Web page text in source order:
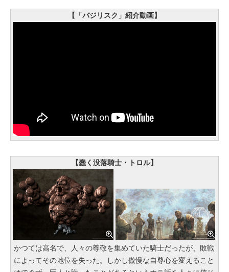
【「バジリスク」紹介動画】
【蠢く没落騎士・トロル】
かつては高名で、人々の尊敬を集めていた騎士だったが、敗戦
によってその地位を失った。しかし傲慢な自尊心を変えること